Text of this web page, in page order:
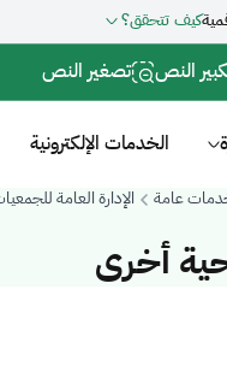
كيف تتحقق؟
النص تصغير النص
الخدمات الإلكترونية
عامة الإدارة العامة
أخرى